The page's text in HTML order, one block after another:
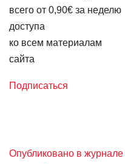
всего от 0,90€ за неделю
доступа
ко всем материалам
сайта
Подписаться
Опубликовано в журнале